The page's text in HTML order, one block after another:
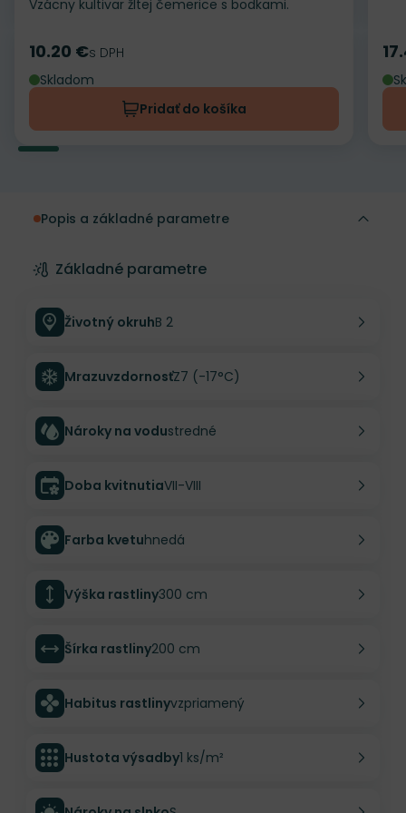
Vzácny kultivar žltej čemerice s bodkami.
Cena
10.20 €s DPH
Skladom
Pridať do košíka
Popis a základné parametre
Základné parametre
Životný okruhB 2
MrazuvzdornosťZ7 (-17°C)
Nároky na vodustredné
Doba kvitnutiaVII-VIII
Farba kvetuhnedá
Výška rastliny300 cm
Šírka rastliny200 cm
Habitus rastlinyvzpriamený
Hustota výsadby1 ks/m²